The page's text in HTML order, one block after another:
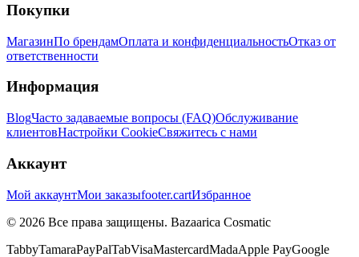
Покупки
МагазинПо брендамОплата и конфиденциальностьОтказ от
ответственности
Информация
BlogЧасто задаваемые вопросы (FAQ)Обслуживание
клиентовНастройки CookieСвяжитесь с нами
Аккаунт
Мой аккаунтМои заказыfooter.cartИзбранное
© 2026 Все права защищены. Bazaarica Cosmatic
TabbyTamaraPayPalTabVisaMastercardMadaApple PayGoogle